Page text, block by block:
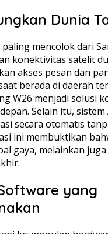
Dunia
mencolok dari
konektivitas satelit
akses pesan dan
berada di daerah
W26 menjadi solusi
Selain itu,
secara otomatis
ini membuktikan
gaya, melainkan
yang